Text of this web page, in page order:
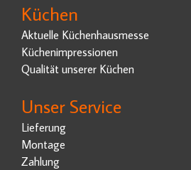
Küchen
Aktuelle Küchenhausmesse
Küchenimpressionen
Qualität unserer Küchen
Unser Service
Lieferung
Montage
Zahlung